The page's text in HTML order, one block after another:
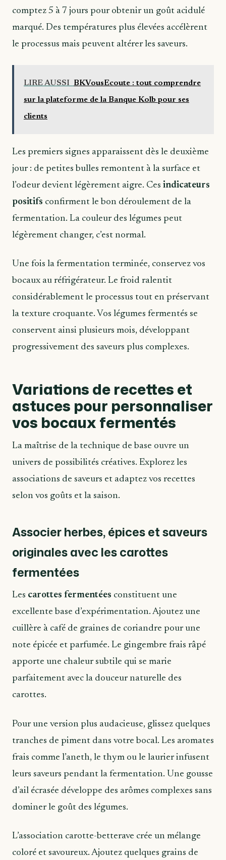
comptez 5 à 7 jours pour obtenir un goût acidulé
marqué. Des températures plus élevées accélèrent
le processus mais peuvent altérer les saveurs.
LIRE AUSSI BKVousEcoute : tout comprendre
sur la plateforme de la Banque Kolb pour ses
clients
Les premiers signes apparaissent dès le deuxième
jour : de petites bulles remontent à la surface et
l’odeur devient légèrement aigre. Ces indicateurs
positifs confirment le bon déroulement de la
fermentation. La couleur des légumes peut
légèrement changer, c’est normal.
Une fois la fermentation terminée, conservez vos
bocaux au réfrigérateur. Le froid ralentit
considérablement le processus tout en préservant
la texture croquante. Vos légumes fermentés se
conservent ainsi plusieurs mois, développant
progressivement des saveurs plus complexes.
Variations de recettes et
astuces pour personnaliser
vos bocaux fermentés
La maîtrise de la technique de base ouvre un
univers de possibilités créatives. Explorez les
associations de saveurs et adaptez vos recettes
selon vos goûts et la saison.
Associer herbes, épices et saveurs
originales avec les carottes
fermentées
Les carottes fermentées constituent une
excellente base d’expérimentation. Ajoutez une
cuillère à café de graines de coriandre pour une
note épicée et parfumée. Le gingembre frais râpé
apporte une chaleur subtile qui se marie
parfaitement avec la douceur naturelle des
carottes.
Pour une version plus audacieuse, glissez quelques
tranches de piment dans votre bocal. Les aromates
frais comme l’aneth, le thym ou le laurier infusent
leurs saveurs pendant la fermentation. Une gousse
d’ail écrasée développe des arômes complexes sans
dominer le goût des légumes.
L’association carotte-betterave crée un mélange
coloré et savoureux. Ajoutez quelques grains de